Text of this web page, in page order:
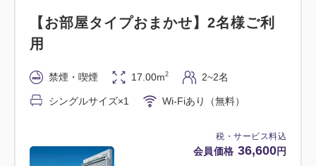
税・サービス料込
会員価格 36,600円
【お部屋タイプおまかせ】2名様ご利
用
禁煙・喫煙 17.00m2 2~2名
シングルサイズ×1 Wi-Fiあり（無料）